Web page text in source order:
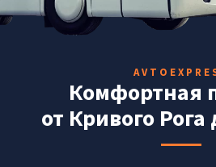
Комфортная
от Кривого